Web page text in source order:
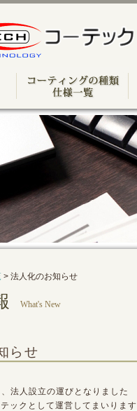
> 法人化のお知らせ
What's New
らせ
法人設立の運びとなりました
ックとして運営してまいります